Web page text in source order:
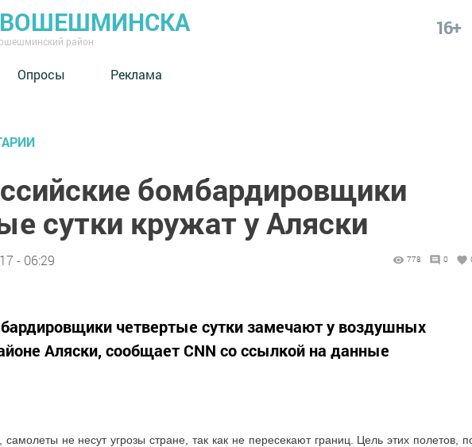
район
16+
Опросы Реклама
бомбардировщики
сутки кружат у Аляски
- 06:29 778 0
четвертые сутки замечают у воздушных
Аляски, сообщает CNN со ссылкой на данные
не несут угрозы стране, так как не пересекают границ. Цель этих полетов,